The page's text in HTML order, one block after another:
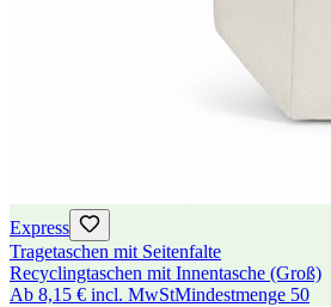
Express
Tragetaschen mit Seitenfalte
Recyclingtaschen mit Innentasche (Groß)
Ab 8,15 € incl. MwStMindestmenge 50